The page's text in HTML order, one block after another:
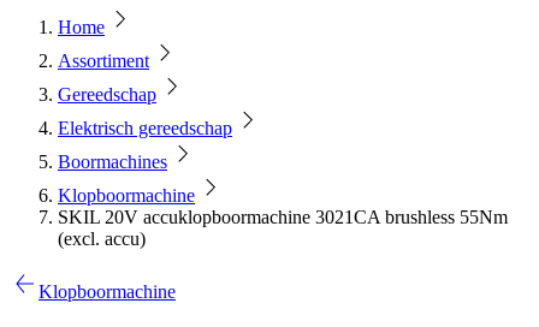
Home
Assortiment
Gereedschap
Elektrisch gereedschap
Boormachines
Klopboormachine
SKIL 20V accuklopboormachine 3021CA brushless 55Nm
(excl. accu)
Klopboormachine